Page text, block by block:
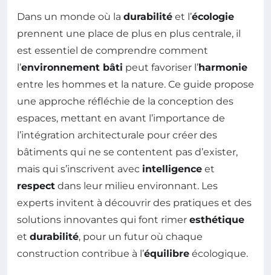
Dans un monde où la durabilité et l’écologie
prennent une place de plus en plus centrale, il
est essentiel de comprendre comment
l’environnement bâti peut favoriser l’harmonie
entre les hommes et la nature. Ce guide propose
une approche réfléchie de la conception des
espaces, mettant en avant l’importance de
l’intégration architecturale pour créer des
bâtiments qui ne se contentent pas d’exister,
mais qui s’inscrivent avec intelligence et
respect dans leur milieu environnant. Les
experts invitent à découvrir des pratiques et des
solutions innovantes qui font rimer esthétique
et durabilité, pour un futur où chaque
construction contribue à l’équilibre écologique.